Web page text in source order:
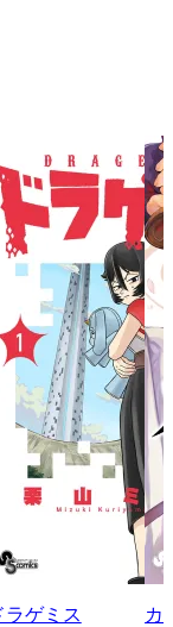
ラゲミス
カ